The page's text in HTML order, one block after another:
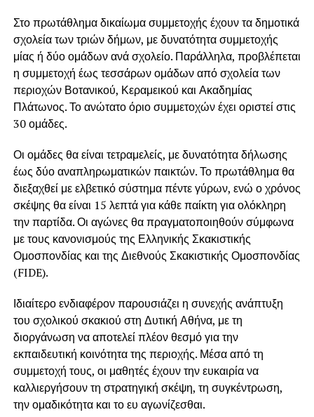
Στο πρωτάθλημα δικαίωμα συμμετοχής έχουν τα δημοτικά
σχολεία των τριών δήμων, με δυνατότητα συμμετοχής
μίας ή δύο ομάδων ανά σχολείο. Παράλληλα, προβλέπεται
η συμμετοχή έως τεσσάρων ομάδων από σχολεία των
περιοχών Βοτανικού, Κεραμεικού και Ακαδημίας
Πλάτωνος. Το ανώτατο όριο συμμετοχών έχει οριστεί στις
30 ομάδες.
Οι ομάδες θα είναι τετραμελείς, με δυνατότητα δήλωσης
έως δύο αναπληρωματικών παικτών. Το πρωτάθλημα θα
διεξαχθεί με ελβετικό σύστημα πέντε γύρων, ενώ ο χρόνος
σκέψης θα είναι 15 λεπτά για κάθε παίκτη για ολόκληρη
την παρτίδα. Οι αγώνες θα πραγματοποιηθούν σύμφωνα
με τους κανονισμούς της Ελληνικής Σκακιστικής
Ομοσπονδίας και της Διεθνούς Σκακιστικής Ομοσπονδίας
(FIDE).
Ιδιαίτερο ενδιαφέρον παρουσιάζει η συνεχής ανάπτυξη
του σχολικού σκακιού στη Δυτική Αθήνα, με τη
διοργάνωση να αποτελεί πλέον θεσμό για την
εκπαιδευτική κοινότητα της περιοχής. Μέσα από τη
συμμετοχή τους, οι μαθητές έχουν την ευκαιρία να
καλλιεργήσουν τη στρατηγική σκέψη, τη συγκέντρωση,
την ομαδικότητα και το ευ αγωνίζεσθαι.